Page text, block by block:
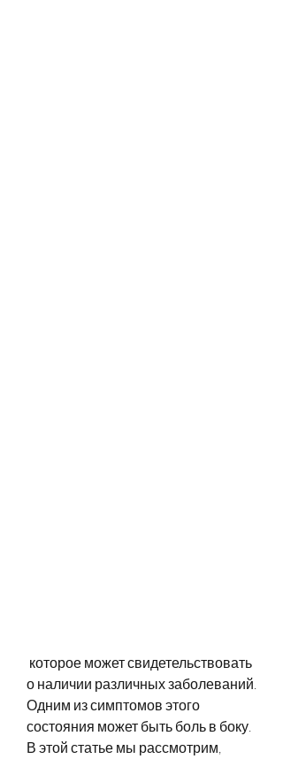
о наличии различных заболеваний.
Одним из симптомов этого
состояния может быть боль в боку.
В этой статье мы рассмотрим,